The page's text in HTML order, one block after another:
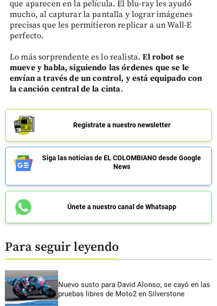
que aparecen en la película. El blu-ray les ayudó
mucho, al capturar la pantalla y lograr imágenes
precisas que les permitieron replicar a un Wall-E
perfecto.
Lo más sorprendente es lo realista. El robot se
mueve y habla, siguiendo las órdenes que se le
envían a través de un control, y está equipado con
la canción central de la cinta.
Regístrate a nuestro newsletter
Siga las noticias de EL COLOMBIANO desde Google
News
Únete a nuestro canal de Whatsapp
Para seguir leyendo
Nuevo susto para David Alonso, se cayó en las
pruebas libres de Moto2 en Silverstone